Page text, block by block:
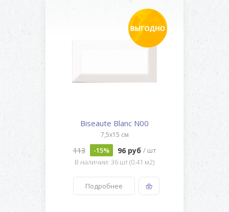
Biseaute Blanc N00
7,5x15 см
113 -15% 96 руб / шт
В наличии: 36 шт (0.41 м2)
Подробнее